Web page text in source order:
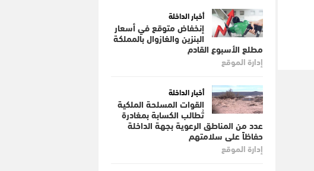
أخبار الداخلة
إنخفاض متوقع في أسعار
البنزين والغازوال بالمملكة
مطلع الأسبوع القادم
إدارة الموقع
أخبار الداخلة
القوات المسلحة الملكية
تُطالب الكسابة بمغادرة
عدد من المناطق الرعوية بجهة الداخلة
حفاظاً على سلامتهم
إدارة الموقع